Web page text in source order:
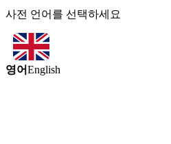
사전 언어를 선택하세요
영어English